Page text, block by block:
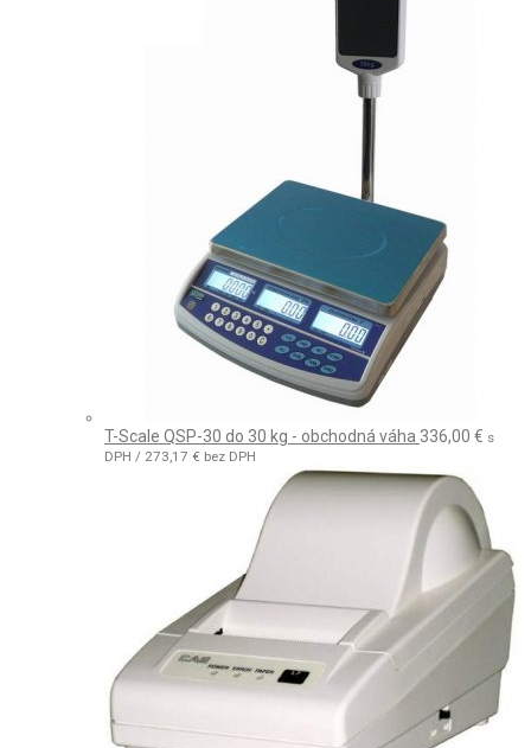
T-Scale QSP-30 do 30 kg - obchodná váha 336,00 € s
DPH / 273,17 € bez DPH